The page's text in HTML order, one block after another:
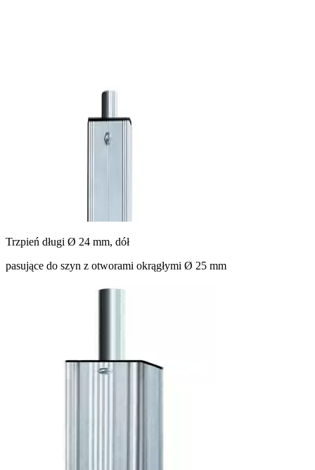
Trzpień długi Ø 24 mm, dół
pasujące do szyn z otworami okrągłymi Ø 25 mm